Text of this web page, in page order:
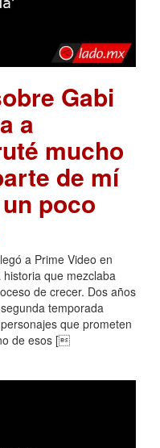
Gabi
a
mucho
de mí
poco
a Prime Video en
que mezclaba
de crecer. Dos años
temporada
que prometen
de esos [